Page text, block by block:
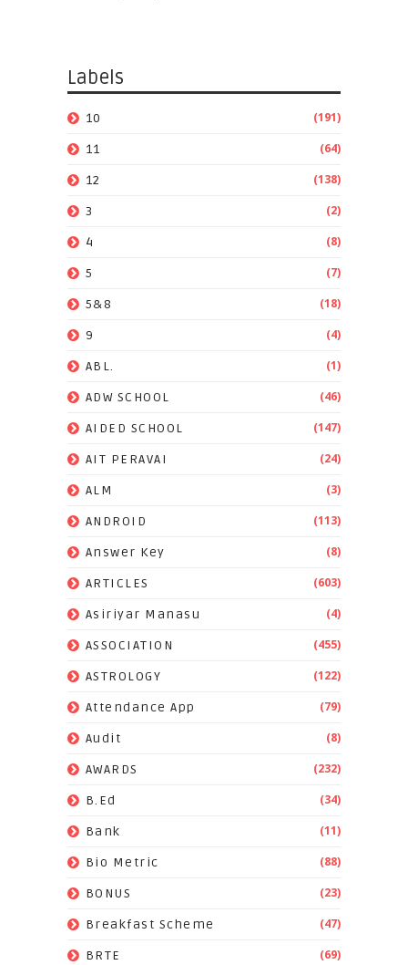
Labels
10 (191)
11 (64)
12 (138)
3 (2)
4 (8)
5 (7)
5&8 (18)
9 (4)
ABL. (1)
ADW SCHOOL (46)
AIDED SCHOOL (147)
AIT PERAVAI (24)
ALM (3)
ANDROID (113)
Answer Key (8)
ARTICLES (603)
Asiriyar Manasu (4)
ASSOCIATION (455)
ASTROLOGY (122)
Attendance App (79)
Audit (8)
AWARDS (232)
B.Ed (34)
Bank (11)
Bio Metric (88)
BONUS (23)
Breakfast Scheme (47)
BRTE (69)